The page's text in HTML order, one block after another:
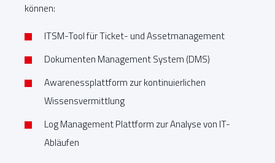
können:
ITSM-Tool für Ticket- und Assetmanagement
Dokumenten Management System (DMS)
Awarenessplattform zur kontinuierlichen
Wissensvermittlung
Log Management Plattform zur Analyse von IT-
Abläufen